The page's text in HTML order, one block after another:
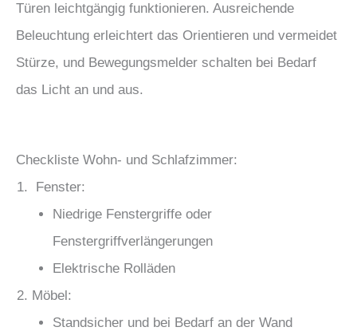
Türen leichtgängig funktionieren. Ausreichende
Beleuchtung erleichtert das Orientieren und vermeidet
Stürze, und Bewegungsmelder schalten bei Bedarf
das Licht an und aus.
Checkliste Wohn- und Schlafzimmer:
Fenster:
Niedrige Fenstergriffe oder
Fenstergriffverlängerungen
Elektrische Rolläden
Möbel:
Standsicher und bei Bedarf an der Wand